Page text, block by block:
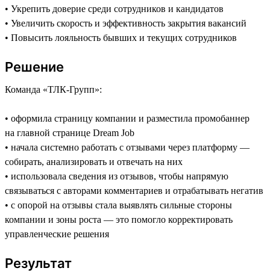
• Укрепить доверие среди сотрудников и кандидатов
• Увеличить скорость и эффективность закрытия вакансий
• Повысить лояльность бывших и текущих сотрудников
Решение
Команда «ТЛК-Групп»:
• оформила страницу компании и разместила промобаннер
на главной странице Dream Job
• начала системно работать с отзывами через платформу —
собирать, анализировать и отвечать на них
• использовала сведения из отзывов, чтобы напрямую
связываться с авторами комментариев и отрабатывать негатив
• с опорой на отзывы стала выявлять сильные стороны
компании и зоны роста — это помогло корректировать
управленческие решения
Результат